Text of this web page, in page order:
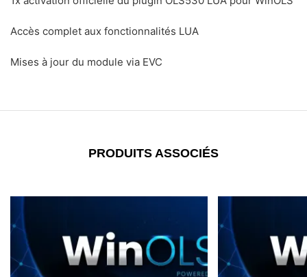
Accès complet aux fonctionnalités LUA
Mises à jour du module via EVC
PRODUITS ASSOCIÉS